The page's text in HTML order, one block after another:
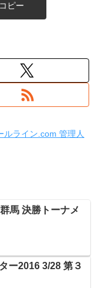
コピー
ルライン.com 管理人
馬 決勝トーナメ
ー2016 3/28 第３